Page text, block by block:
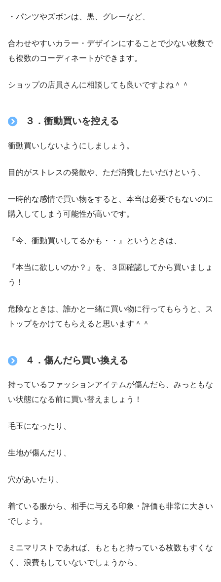
・パンツやズボンは、黒、グレーなど、
合わせやすいカラー・デザインにすることで少ない枚数で
も複数のコーディネートができます。
ショップの店員さんに相談しても良いですよね＾＾
３．衝動買いを控える
衝動買いしないようにしましょう。
目的がストレスの発散や、ただ消費したいだけという、
一時的な感情で買い物をすると、本当は必要でもないのに
購入してしまう可能性が高いです。
『今、衝動買いしてるかも・・』というときは、
『本当に欲しいのか？』を、３回確認してから買いましょ
う！
危険なときは、誰かと一緒に買い物に行ってもらうと、ス
トップをかけてもらえると思います＾＾
４．傷んだら買い換える
持っているファッションアイテムが傷んだら、みっともな
い状態になる前に買い替えましょう！
毛玉になったり、
生地が傷んだり、
穴があいたり、
着ている服から、相手に与える印象・評価も非常に大きい
でしょう。
ミニマリストであれば、もともと持っている枚数もすくな
く、浪費もしていないでしょうから、